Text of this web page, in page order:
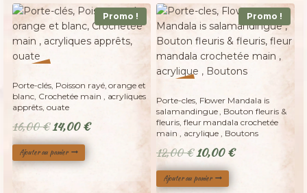
Promo !
Porte-clés, Poisson rayé, orange et
blanc, Crochetée main , acryliques
apprêts, ouate
16,00€ Le
prix
initial
14,00€Le
Ajouter au panier
Promo !
Porte-cles, Flower Mandala is
salamandingue , Bouton fleuris &
fleuris, fleur mandala crochetée
main , acrylique , Boutons
12,00€ Le
prix
initial
10,00€Le
Ajouter au panier